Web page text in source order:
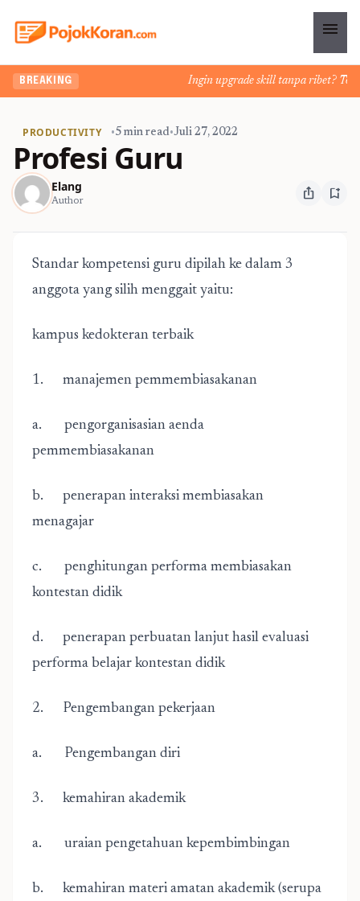
menu
BREAKING Ingin upgrade skill tanpa ribet?
PRODUCTIVITY •5 min read•Juli 27, 2022
Profesi Guru
Elang
Author ios_share bookmark_add
Standar kompetensi guru dipilah ke dalam 3
anggota yang silih menggait yaitu:
kampus kedokteran terbaik
1. manajemen pemmembiasakanan
a. pengorganisasian aenda
pemmembiasakanan
b. penerapan interaksi membiasakan
menagajar
c. penghitungan performa membiasakan
kontestan didik
d. penerapan perbuatan lanjut hasil evaluasi
performa belajar kontestan didik
2. Pengembangan pekerjaan
a. Pengembangan diri
3. kemahiran akademik
a. uraian pengetahuan kepembimbingan
b. kemahiran materi amatan akademik (serupa